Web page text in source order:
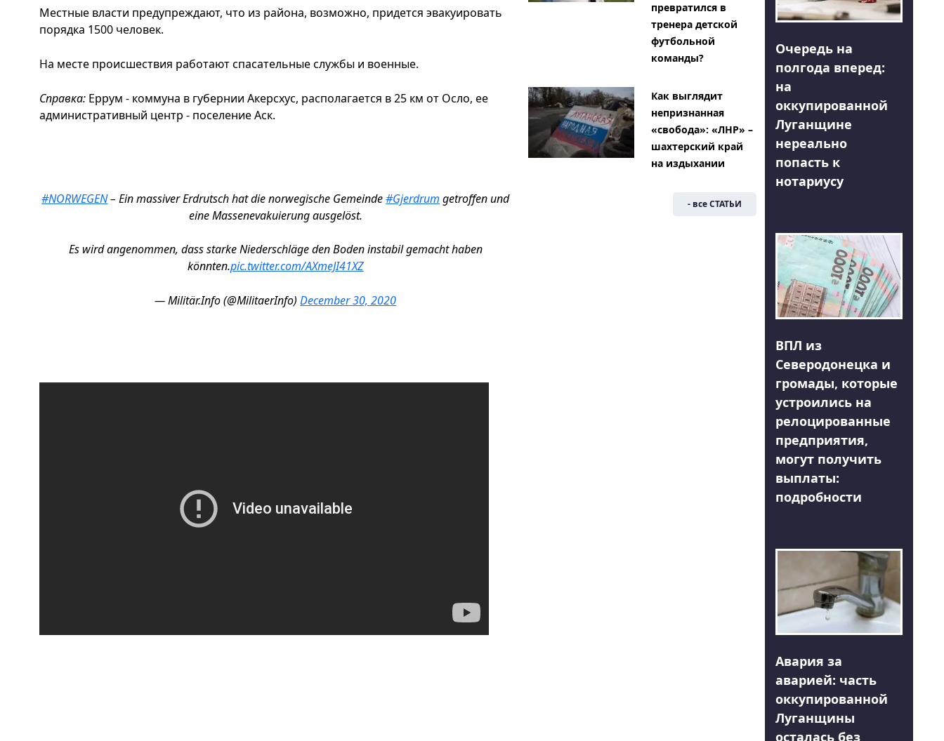
Местные власти предупреждают, что из района, возможно, придется эвакуировать
порядка 1500 человек.
На месте происшествия работают спасательные службы и военные.
Справка: Еррум - коммуна в губернии Акерсхус, располагается в 25 км от Осло, ее
административный центр - поселение Аск.
#NORWEGEN– Ein massiver Erdrutsch hat die norwegische Gemeinde#Gjerdrum getroffen und
eine Massenevakuierung ausgelöst.
Es wird angenommen, dass starke Niederschläge den Boden instabil gemacht haben
könnten.pic.twitter.com/AXmeJI41XZ
— Militär.Info (@MilitaerInfo)December 30, 2020
превратился в
тренера детской
футбольной
команды?
Как выглядит
непризнанная
«свобода»: «ЛНР» –
шахтерский край
на издыхании
- все СТАТЬИ
Очередь на
полгода вперед:
на
оккупированной
Луганщине
нереально
попасть к
нотариусу
ВПЛ из
Северодонецка и
громады, которые
устроились на
релоцированные
предприятия,
могут получить
выплаты:
подробности
Авария за
аварией: часть
оккупированной
Луганщины
осталась без